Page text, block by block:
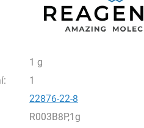
1 g
1
22876-22-8
R003B8P,1g